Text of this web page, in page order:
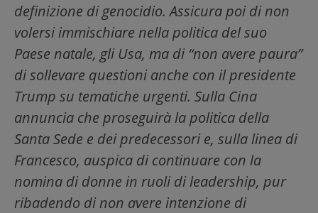
definizione di genocidio. Assicura poi di non
volersi immischiare nella politica del suo
Paese natale, gli Usa, ma di “non avere paura”
di sollevare questioni anche con il presidente
Trump su tematiche urgenti. Sulla Cina
annuncia che proseguirà la politica della
Santa Sede e dei predecessori e, sulla linea di
Francesco, auspica di continuare con la
nomina di donne in ruoli di leadership, pur
ribadendo di non avere intenzione di